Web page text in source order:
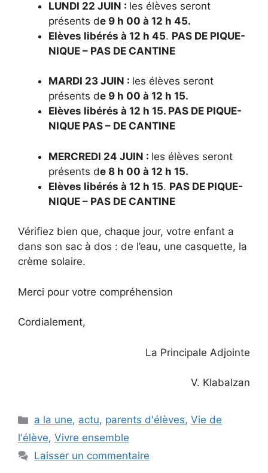
LUNDI 22 JUIN : les élèves seront
présents de 9 h 00 à 12 h 45.
Elèves libérés à 12 h 45. PAS DE PIQUE-
NIQUE – PAS DE CANTINE
MARDI 23 JUIN : les élèves seront
présents de 9 h 00 à 12 h 15.
Elèves libérés à 12 h 15. PAS DE PIQUE-
NIQUE PAS – DE CANTINE
MERCREDI 24 JUIN : les élèves seront
présents de 8 h 00 à 12 h 15.
Elèves libérés à 12 h 15. PAS DE PIQUE-
NIQUE – PAS DE CANTINE
Vérifiez bien que, chaque jour, votre enfant a
dans son sac à dos : de l’eau, une casquette, la
crème solaire.
Merci pour votre compréhension
Cordialement,
La Principale Adjointe
V. Klabalzan
Catégories
a la une, actu, parents d'élèves,Vie de
l'élève, Vivre ensemble
Laisser un commentaire